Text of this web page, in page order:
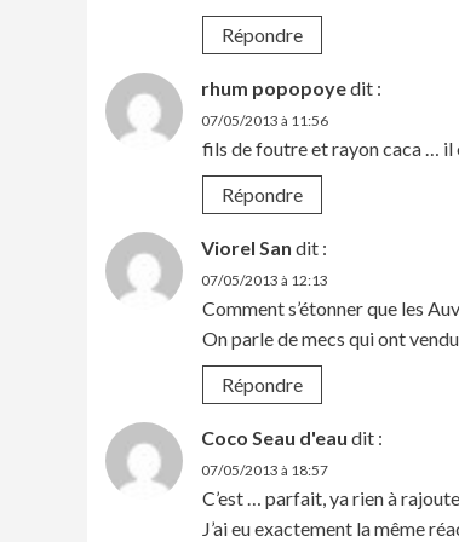
Répondre
rhum popopoyedit :
07/05/2013 à 11:56
fils de foutre et rayon caca … il
Répondre
Viorel San dit :
07/05/2013 à 12:13
Comment s’étonner que les
On parle de mecs qui ont
Répondre
Coco Seau d'eau dit :
07/05/2013 à 18:57
C’est … parfait, ya rien à
J’ai eu exactement la même